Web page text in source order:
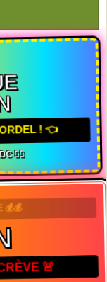
! 👈
🏴‍☠️
💰💰
🚨